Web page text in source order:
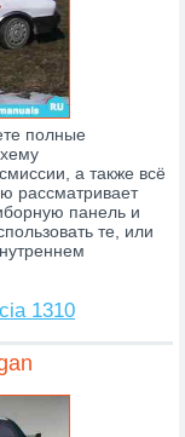
ЛУАЗ
МАЗ
полные
а также всё
рассматривает
панель и
те, или
1310